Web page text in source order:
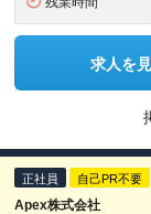
求人を
正社員 自己PR不要
Apex株式会社